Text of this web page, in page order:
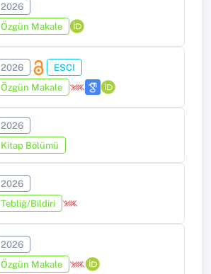
2026
Özgün Makale
2026
ESCI
Özgün Makale
2026
Kitap Bölümü
2026
Tebliğ/Bildiri
2026
Özgün Makale